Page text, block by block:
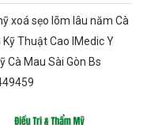
xoá sẹo lõm lâu năm Cà
Thuật Cao IMedic Y
Cà Mau Sài Gòn Bs